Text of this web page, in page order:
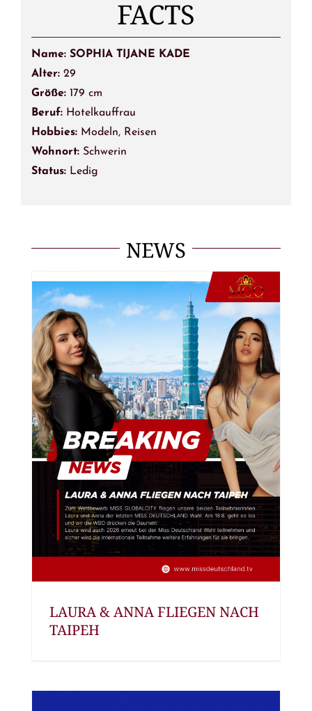
FACTS
Name: SOPHIA TIJANE KADE
Alter:29
Größe:179 cm
Beruf:Hotelkauffrau
Hobbies: Modeln, Reisen
Wohnort:Schwerin
Status:Ledig
NEWS
LAURA & ANNA FLIEGEN NACH
TAIPEH